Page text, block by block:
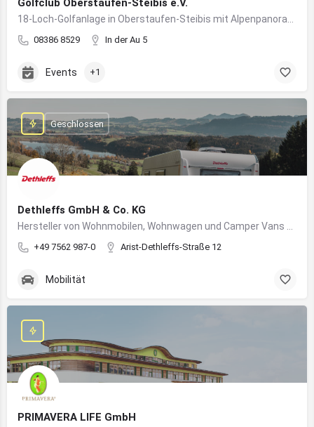
Golfclub Oberstaufen-Steibis e.V.
08386 8529 In der Au 5
Events +1
Dethleffs GmbH & Co. KG
+49 7562 987-0 Arist-Dethleffs-Straße 12
Geschlossen
Mobilität
PRIMAVERA LIFE GmbH